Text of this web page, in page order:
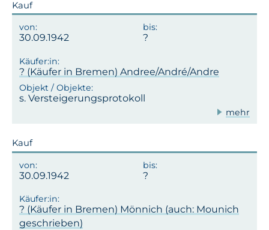
Kauf
30.09.1942
? (Käufer in Bremen) Andree/André/Andre
s. Versteigerungsprotokoll
mehr
Kauf
30.09.1942
? (Käufer in Bremen) Mönnich (auch: Mounich
geschrieben)